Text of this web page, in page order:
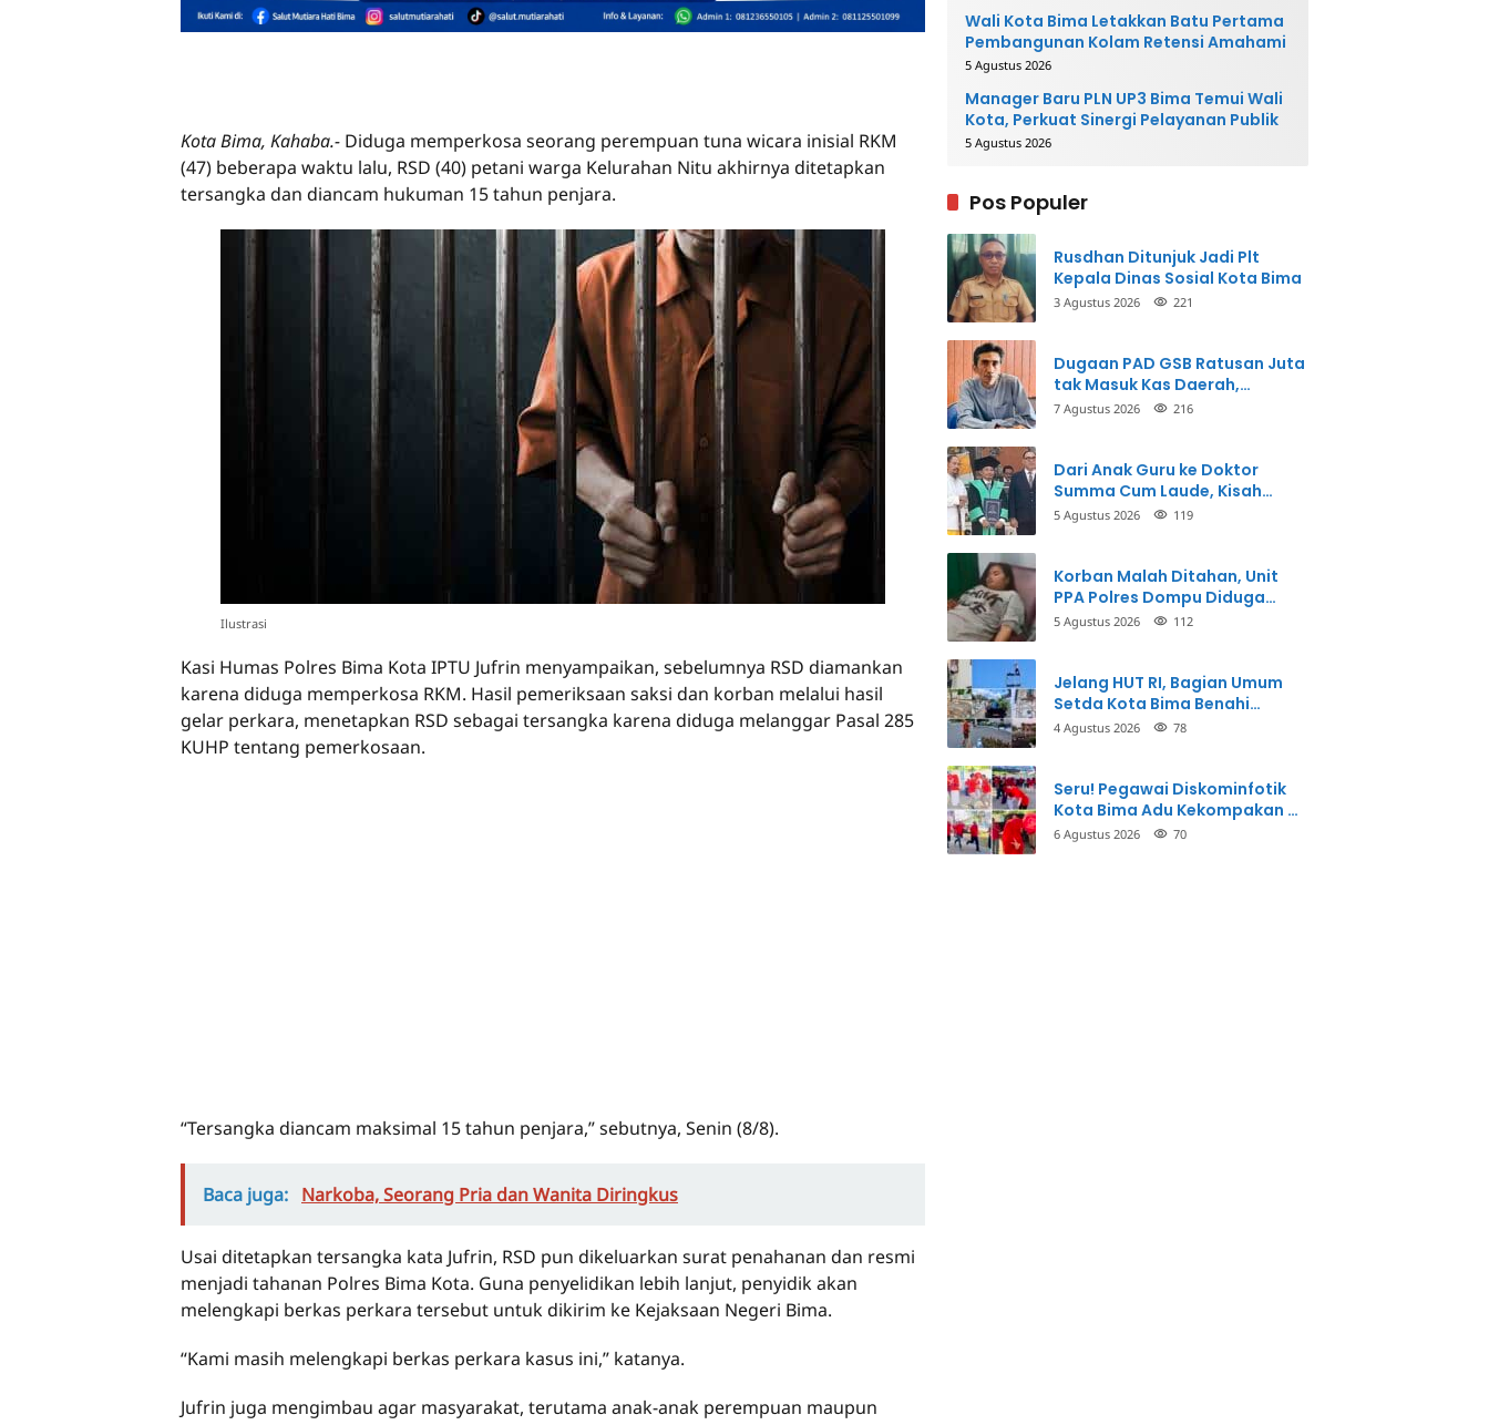
Kota Bima, Kahaba.- Diduga memperkosa seorang perempuan tuna wicara inisial RKM
(47) beberapa waktu lalu, RSD (40) petani warga Kelurahan Nitu akhirnya ditetapkan
tersangka dan diancam hukuman 15 tahun penjara.
Ilustrasi
Kasi Humas Polres Bima Kota IPTU Jufrin menyampaikan, sebelumnya RSD diamankan
karena diduga memperkosa RKM. Hasil pemeriksaan saksi dan korban melalui hasil
gelar perkara, menetapkan RSD sebagai tersangka karena diduga melanggar Pasal 285
KUHP tentang pemerkosaan.
“Tersangka diancam maksimal 15 tahun penjara,” sebutnya, Senin (8/8).
Baca juga: Narkoba, Seorang Pria dan Wanita Diringkus
Usai ditetapkan tersangka kata Jufrin, RSD pun dikeluarkan surat penahanan dan resmi
menjadi tahanan Polres Bima Kota. Guna penyelidikan lebih lanjut, penyidik akan
melengkapi berkas perkara tersebut untuk dikirim ke Kejaksaan Negeri Bima.
“Kami masih melengkapi berkas perkara kasus ini,” katanya.
Jufrin juga mengimbau agar masyarakat, terutama anak-anak perempuan maupun
Wali Kota Bima Letakkan Batu Pertama
Pembangunan Kolam Retensi Amahami
5 Agustus 2026
Manager Baru PLN UP3 Bima Temui Wali
Kota, Perkuat Sinergi Pelayanan Publik
5 Agustus 2026
Pos Populer
Rusdhan Ditunjuk Jadi Plt
Kepala Dinas Sosial Kota Bima
3 Agustus 2026 221
Dugaan PAD GSB Ratusan Juta
tak Masuk Kas Daerah,
Inspektorat Panggil Pihak
7 Agustus 2026 216
Dari Anak Guru ke Doktor
Summa Cum Laude, Kisah
Taman Firdaus Menginspirasi
5 Agustus 2026 119
Korban Malah Ditahan, Unit
PPA Polres Dompu Diduga
Balikkan Fakta Kasus
5 Agustus 2026 112
Jelang HUT RI, Bagian Umum
Setda Kota Bima Benahi
Kantor Pemkot
4 Agustus 2026 78
Seru! Pegawai Diskominfotik
Kota Bima Adu Kekompakan di
Lomba HUT RI
6 Agustus 2026 70